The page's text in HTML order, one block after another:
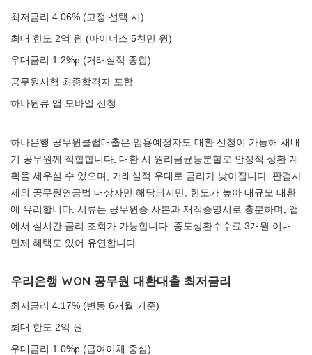
최저금리 4.06% (고정 선택 시)
최대 한도 2억 원 (마이너스 5천만 원)
우대금리 1.2%p (거래실적 종합)
공무원시험 최종합격자 포함
하나원큐 앱 모바일 신청
하나은행 공무원클럽대출은 임용예정자도 대환 신청이 가능해 새내
기 공무원께 적합합니다. 대환 시 원리금균등분할로 안정적 상환 계
획을 세우실 수 있으며, 거래실적 우대로 금리가 낮아집니다. 판검사
제외 공무원연금법 대상자만 해당되지만, 한도가 높아 대규모 대환
에 유리합니다. 서류는 공무원증 사본과 재직증명서로 충분하며, 앱
에서 실시간 금리 조회가 가능합니다. 중도상환수수료 3개월 이내
면제 혜택도 있어 유연합니다.
우리은행 WON 공무원 대환대출 최저금리
최저금리 4.17% (변동 6개월 기준)
최대 한도 2억 원
우대금리 1.0%p (급여이체 중심)